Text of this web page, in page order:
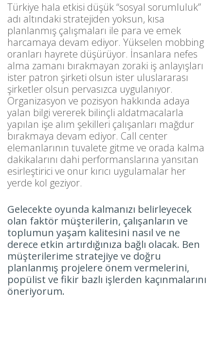
Türkiye hala etkisi düşük “sosyal sorumluluk”
adı altındaki stratejiden yoksun, kısa
planlanmış çalışmaları ile para ve emek
harcamaya devam ediyor. Yükselen mobbing
oranları hayrete düşürüyor. İnsanlara nefes
alma zamanı bırakmayan zoraki iş anlayışları
ister patron şirketi olsun ister uluslararası
şirketler olsun pervasızca uygulanıyor.
Organizasyon ve pozisyon hakkında adaya
yalan bilgi vererek bilinçli aldatmacalarla
yapılan işe alım şekilleri çalışanları mağdur
bırakmaya devam ediyor. Call center
elemanlarının tuvalete gitme ve orada kalma
dakikalarını dahi performanslarına yansıtan
esirleştirici ve onur kırıcı uygulamalar her
yerde kol geziyor.
Gelecekte oyunda kalmanızı belirleyecek
olan faktör müşterilerin, çalışanların ve
toplumun yaşam kalitesini nasıl ve ne
derece etkin artırdığınıza bağlı olacak. Ben
müşterilerime stratejiye ve doğru
planlanmış projelere önem vermelerini,
popülist ve fikir bazlı işlerden kaçınmalarını
öneriyorum.